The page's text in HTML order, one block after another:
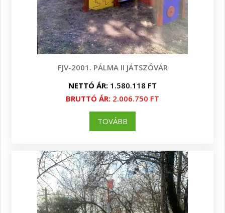
FJV-2001. PÁLMA II JÁTSZÓVÁR
NETTÓ ÁR: 1.580.118 FT
BRUTTÓ ÁR: 2.006.750 FT
TOVÁBB